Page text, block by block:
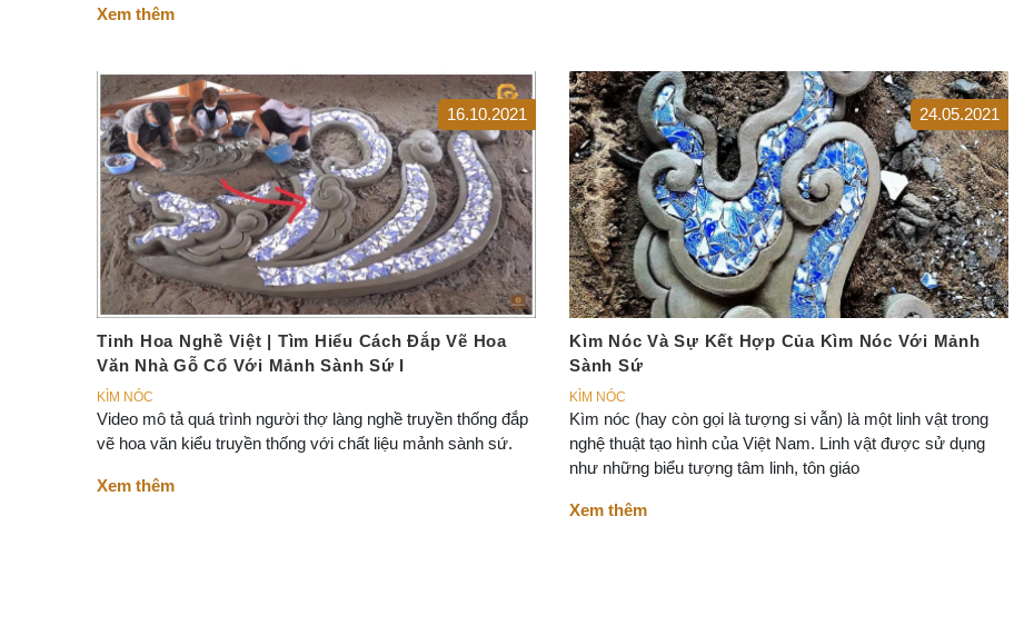
Xem thêm
Tinh Hoa Nghề Việt | Tìm Hiểu Cách Đắp Vẽ Hoa
Văn Nhà Gỗ Cổ Với Mảnh Sành Sứ I
KÌM NÓC
16.10.2021
Video mô tả quá trình người thợ làng nghề truyền thống đắp
vẽ hoa văn kiểu truyền thống với chất liệu mảnh sành sứ.
Xem thêm
Kìm Nóc Và Sự Kết Hợp Của Kìm Nóc Với Mảnh
Sành Sứ
KÌM NÓC
24.05.2021
Kìm nóc (hay còn gọi là tượng si vẫn) là một linh vật trong
nghệ thuật tạo hình của Việt Nam. Linh vật được sử dụng
như những biểu tượng tâm linh, tôn giáo
Xem thêm